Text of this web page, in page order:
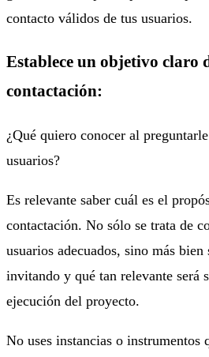
contacto válidos de tus usuarios.
Establece un objetivo claro
contactación:
¿Qué quiero conocer al
usuarios?
Es relevante saber cuál es el
contactación. No sólo se trata de
usuarios adecuados, sino más bien
invitando y qué tan relevante será
ejecución del proyecto.
No uses instancias o instrumentos